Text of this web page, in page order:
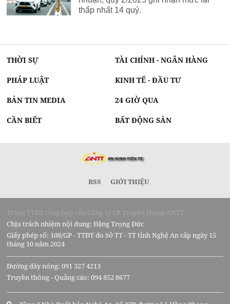
thấp nhất 14 quý.
THỜI SỰ TÀI CHÍNH - NGÂN HÀNG
PHÁP LUẬT KINH TẾ - ĐẦU TƯ
BẢN TIN MEDIA 24 GIỜ QUA
CẦN BIẾT BẤT ĐỘNG SẢN
RSS GIỚI THIỆU
Trang TTĐT tổng hợp của Công ty CP Truyền thông ANTT
Chịu trách nhiệm nội dung: Đặng Trọng Đức
Giấy phép số: 108/GP - TTĐT do Sở TT - TT tỉnh Nghệ An cấp ngày 15
tháng 10 năm 2024
Đường dây nóng: 091 327 4213
Truyền thông - Quảng cáo: 094 852 8677